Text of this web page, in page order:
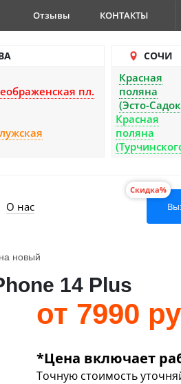
Отзывы КОНТАКТЫ
пл.
СОЧИ
Красная
поляна
(Эсто-
Красная
поляна
О нас
Скидка%
новый
14 Plus
от 7990
*Цена включает
Точную стоимость